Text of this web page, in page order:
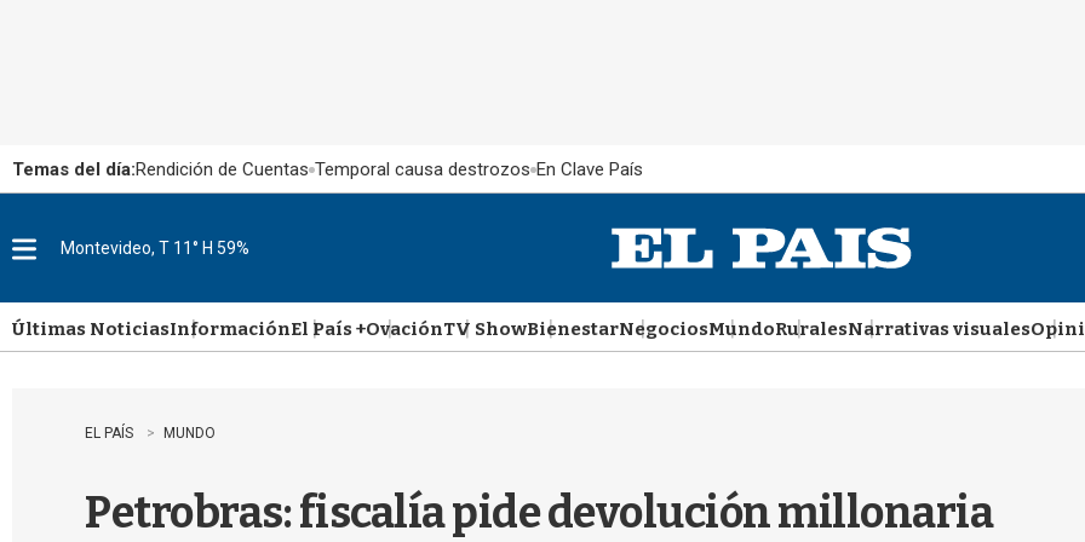
Temas del día:Rendición de Cuentas Temporal causa destrozos En Clave País
u
Montevideo, T 11° H 59%
Últimas NoticiasInformaciónEl País +OvaciónTV ShowBienestarNegociosMundoRuralesNarrativas visuales
EL PAÍS MUNDO
Petrobras: fiscalía pide devolución millonaria